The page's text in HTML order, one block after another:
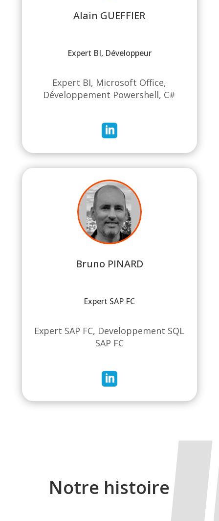
Alain GUEFFIER
Expert BI, Développeur
Expert BI, Microsoft Office,
Développement Powershell, C#

Bruno PINARD
Expert SAP FC
Expert SAP FC, Developpement SQL
SAP FC

Notre histoire